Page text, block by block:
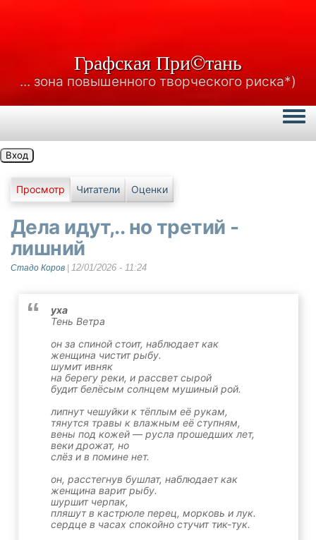
Графская При©тань
... зона повышенного творческого риска*)
Вход
Главные вкладки
Просмотр Читатели Оценки
Дела идут,.. но третий -
лишний
Стадо Коров 12/01/2026 - 11:24
уха
Тень Ветра
он за спиной стоит, наблюдает как
женщина чистит рыбу.
шумит ивняк
на берегу реки, и рассвет сырой
будит белёсым солнцем мушиный рой.
липнут чешуйки к тёплым её рукам,
тянутся травы к влажным её ступням,
вены под кожей — русла прошедших лет,
веки дрожат, но
слёз и в помине нет.
он, расстегнув бушлат, наблюдает как
женщина варит рыбу.
шуршит черпак,
пляшут в кастрюле перец, морковь и лук.
сердце в часах спокойно стучит тик-тук.